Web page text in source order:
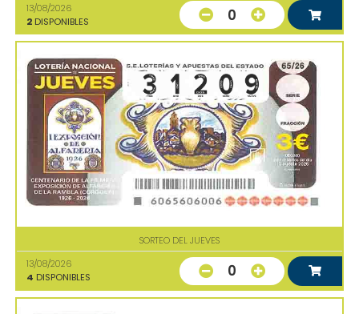
13/08/2026
2 DISPONIBLES 0
SORTEO DEL JUEVES
13/08/2026
4 DISPONIBLES 0